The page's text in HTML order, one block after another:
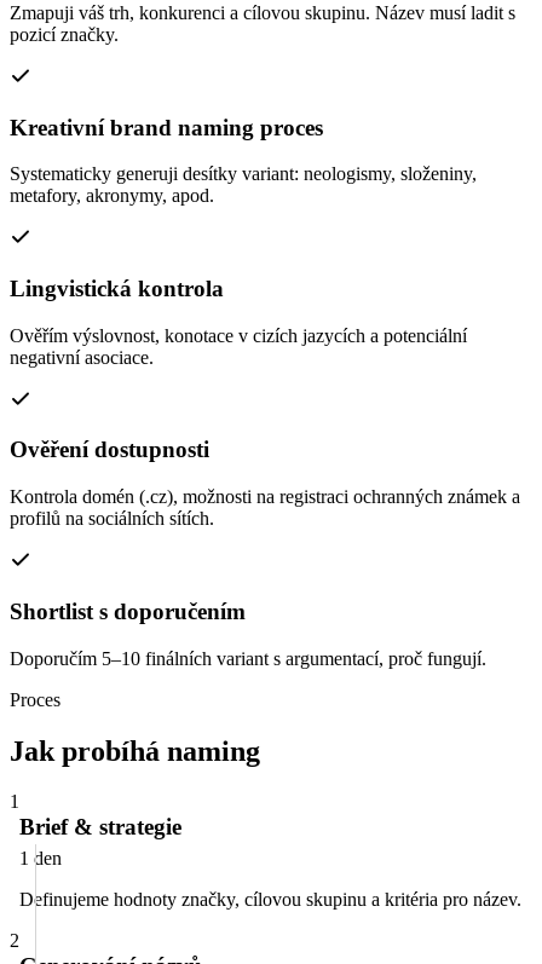
Zmapuji váš trh, konkurenci a cílovou skupinu. Název musí ladit s
pozicí značky.
Kreativní brand naming proces
Systematicky generuji desítky variant: neologismy, složeniny,
metafory, akronymy, apod.
Lingvistická kontrola
Ověřím výslovnost, konotace v cizích jazycích a potenciální
negativní asociace.
Ověření dostupnosti
Kontrola domén (.cz), možnosti na registraci ochranných známek a
profilů na sociálních sítích.
Shortlist s doporučením
Doporučím 5–10 finálních variant s argumentací, proč fungují.
Proces
Jak probíhá naming
1
Brief & strategie
1 den
Definujeme hodnoty značky, cílovou skupinu a kritéria pro název.
2